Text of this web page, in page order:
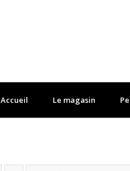
Accueil Le magasin